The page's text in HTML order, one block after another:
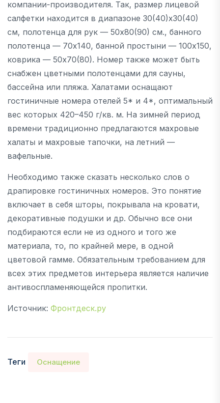
компании-производителя. Так, размер лицевой
салфетки находится в диапазоне 30(40)х30(40)
см, полотенца для рук — 50х80(90) см., банного
полотенца — 70х140, банной простыни — 100х150,
коврика — 50х70(80). Номер также может быть
снабжен цветными полотенцами для сауны,
бассейна или пляжа. Халатами оснащают
гостиничные номера отелей 5* и 4*, оптимальный
вес которых 420–450 г/кв. м. На зимней период
времени традиционно предлагаются махровые
халаты и махровые тапочки, на летний —
вафельные.
Необходимо также сказать несколько слов о
драпировке гостиничных номеров. Это понятие
включает в себя шторы, покрывала на кровати,
декоративные подушки и др. Обычно все они
подбираются если не из одного и того же
материала, то, по крайней мере, в одной
цветовой гамме. Обязательным требованием для
всех этих предметов интерьера является наличие
антивоспламеняющейся пропитки.
Источник: Фронтдеск.ру
Теги Оснащение